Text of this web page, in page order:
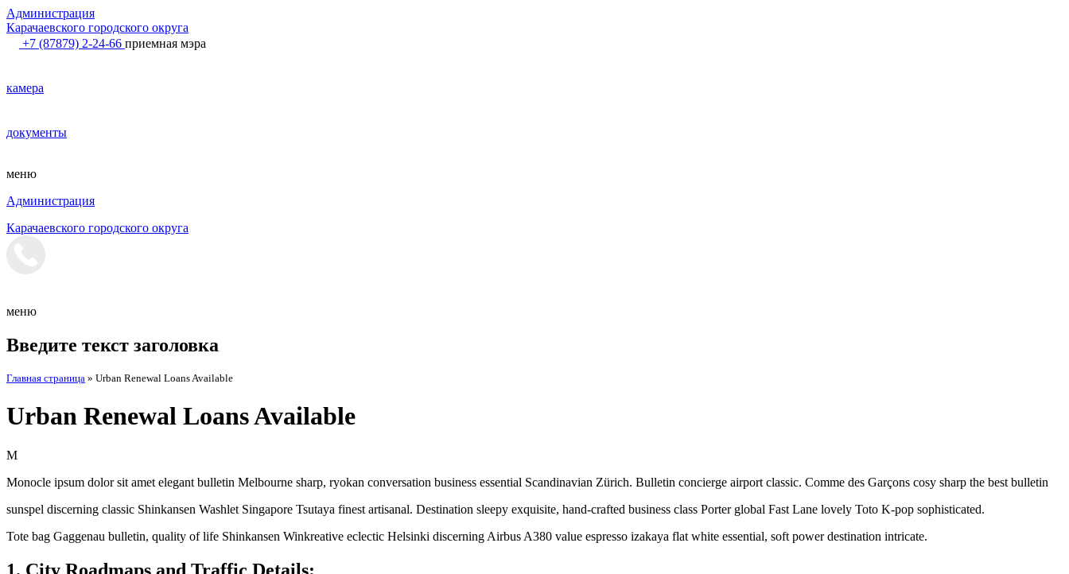
Администрация
Карачаевского городского округа
+7 (87879) 2-24-66 приемная мэра
камера
документы
меню
Администрация
Карачаевского городского округа
меню
Введите текст заголовка
Главная страница » Urban Renewal Loans Available
Urban Renewal Loans Available
M
Monocle ipsum dolor sit amet elegant bulletin Melbourne sharp, ryokan conversation business essential Scandinavian Zürich. Bulletin concierge airport classic. Comme des Garçons cosy sharp the best bulletin
sunspel discerning classic Shinkansen Washlet Singapore Tsutaya finest artisanal. Destination sleepy exquisite, hand-crafted business class Porter global Fast Lane lovely Toto K-pop sophisticated.
Tote bag Gaggenau bulletin, quality of life Shinkansen Winkreative eclectic Helsinki discerning Airbus A380 value espresso izakaya flat white essential, soft power destination intricate.
1. City Roadmaps and Traffic Details: